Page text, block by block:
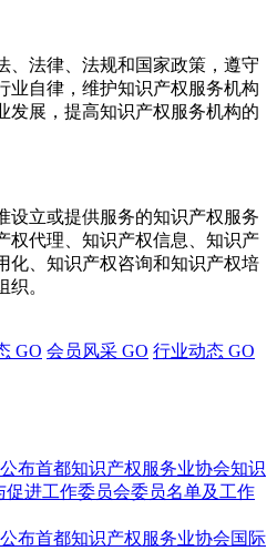
、法律、法规和国家政策，遵守
业自律，维护知识产权服务机构
发展，提高知识产权服务机构的
设立或提供服务的知识产权服务
权代理、知识产权信息、知识产
化、知识产权咨询和知识产权培
。
GO 会员风采 GO 行业动态 GO
布首都知识产权服务业协会知识
促进工作委员会委员名单及工作
布首都知识产权服务业协会国际